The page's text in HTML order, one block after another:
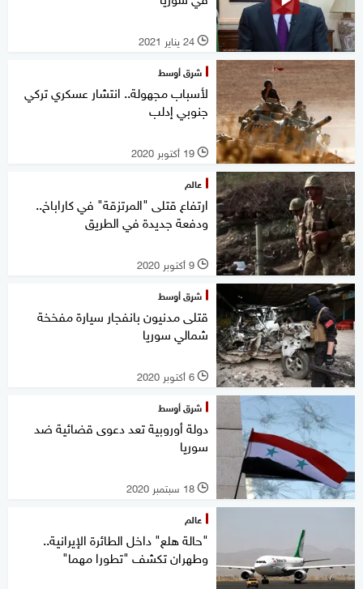
l 24 يناير 2021
شرق أوسط
لأسباب مجهولة.. انتشار عسكري تركي
جنوبي إدلب
l 19 أكتوبر 2020
عالم
ارتفاع قتلى "المرتزقة" في كاراباخ..
ودفعة جديدة في الطريق
l 9 أكتوبر 2020
شرق أوسط
قتلى مدنيون بانفجار سيارة مفخخة
شمالي سوريا
l 6 أكتوبر 2020
شرق أوسط
دولة أوروبية تعد دعوى قضائية ضد
سوريا
l 18 سبتمبر 2020
عالم
"حالة هلع" داخل الطائرة الإيرانية..
وطهران تكشف "تطورا مهما"